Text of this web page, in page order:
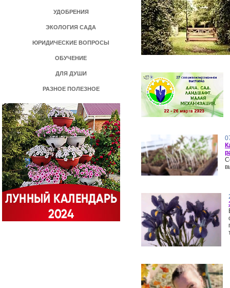
УДОБРЕНИЯ
ЭКОЛОГИЯ САДА
ЮРИДИЧЕСКИЕ ВОПРОСЫ
ОБУЧЕНИЕ
ДЛЯ ДУШИ
РАЗНОЕ ПОЛЕЗНОЕ